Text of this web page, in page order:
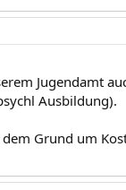
Jugendamt
Ausbildung).
Grund um